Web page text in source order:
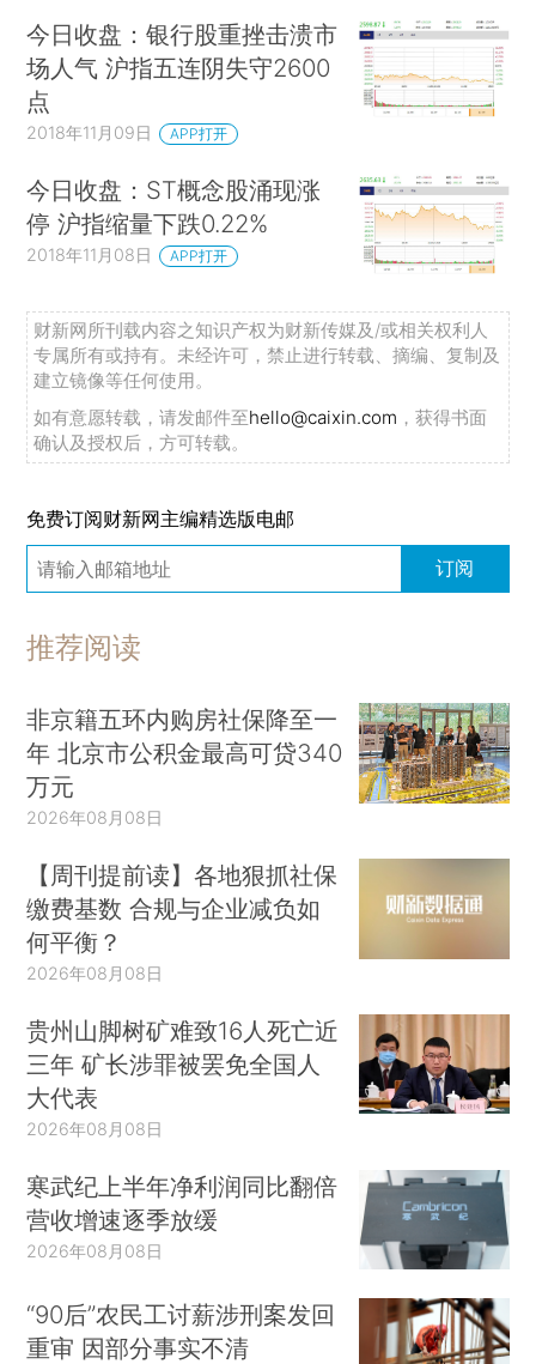
今日收盘：银行股重挫击溃市
场人气 沪指五连阴失守2600
点
2018年11月09日 APP打开
今日收盘：ST概念股涌现涨
停 沪指缩量下跌0.22%
2018年11月08日 APP打开
财新网所刊载内容之知识产权为财新传媒及/或相关权利人
专属所有或持有。未经许可，禁止进行转载、摘编、复制及
建立镜像等任何使用。
如有意愿转载，请发邮件至hello@caixin.com ，获得书面
确认及授权后，方可转载。
免费订阅财新网主编精选版电邮
订阅
推荐阅读
非京籍五环内购房社保降至一
年 北京市公积金最高可贷340
万元
2026年08月08日
【周刊提前读】各地狠抓社保
缴费基数 合规与企业减负如
何平衡？
2026年08月08日
贵州山脚树矿难致16人死亡近
三年 矿长涉罪被罢免全国人
大代表
2026年08月08日
寒武纪上半年净利润同比翻倍
营收增速逐季放缓
2026年08月08日
“90后”农民工讨薪涉刑案发回
重审 因部分事实不清